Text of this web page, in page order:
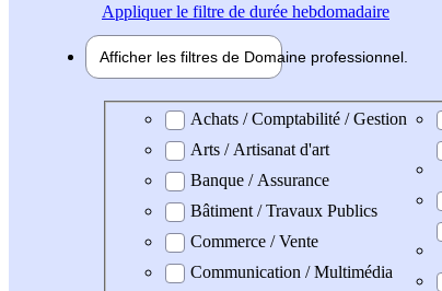
Appliquerle filtre de durée hebdomadaire
Afficher les filtres de Domaine professionnel
Domaine professionel
Achats / Comptabilité / Gestion
Arts / Artisanat d'art
Banque / Assurance
Bâtiment / Travaux Publics
Commerce / Vente
Communication / Multimédia